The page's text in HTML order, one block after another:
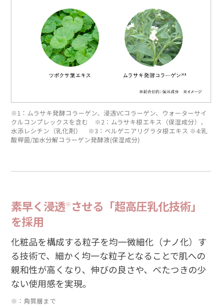
※1：ムラサキ発酵コラーゲン、浸透VCコラーゲン、ウォーターサイ
クルコンプレックスを含む ※2：ムラサキ根エキス（保湿成分）、
水添レシチン（乳化剤） ※3：ベルゲニアリグラタ根エキス ※4:乳
酸稈菌/加水分解コラーゲン発酵液(保湿成分)
素早く浸透※ させる「超高圧乳化技術」
を採用
化粧品を構成する粒子を均一微細化（ナノ化）す
る技術で、細かく均一な粒子となることで肌への
親和性が高くなり、伸びの良さや、べたつきの少
ない使用感を実現。
※：角質層まで